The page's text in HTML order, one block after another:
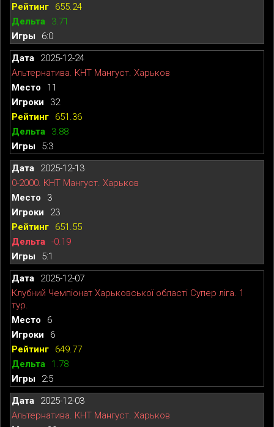
655.24
3.71
6:0
2025-12-24
Альтернатива. КНТ Мангуст. Харьков
11
32
651.36
3.88
5:3
2025-12-13
0-2000. КНТ Мангуст. Харьков
3
23
651.55
-0.19
5:1
2025-12-07
Клубний Чемпіонат Харьковської області Супер ліга. 1
тур.
6
6
649.77
1.78
2:5
2025-12-03
Альтернатива. КНТ Мангуст. Харьков